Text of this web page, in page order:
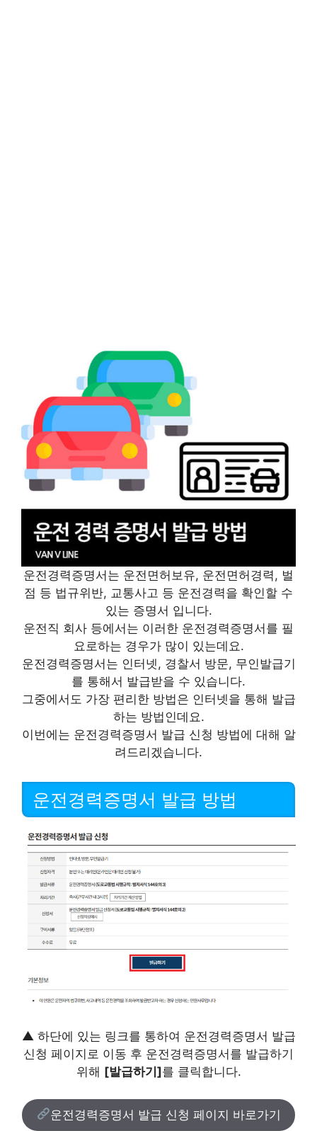
운전경력증명서는 운전면허보유, 운전면허경력, 벌
점 등 법규위반, 교통사고 등 운전경력을 확인할 수
있는 증명서 입니다.
운전직 회사 등에서는 이러한 운전경력증명서를 필
요로하는 경우가 많이 있는데요.
운전경력증명서는 인터넷, 경찰서 방문, 무인발급기
를 통해서 발급받을 수 있습니다.
그중에서도 가장 편리한 방법은 인터넷을 통해 발급
하는 방법인데요.
이번에는 운전경력증명서 발급 신청 방법에 대해 알
려드리겠습니다.
운전경력증명서 발급 방법
▲ 하단에 있는 링크를 통하여 운전경력증명서 발급
신청 페이지로 이동 후 운전경력증명서를 발급하기
위해 [발급하기]를 클릭합니다.
운전경력증명서 발급 신청 페이지 바로가기